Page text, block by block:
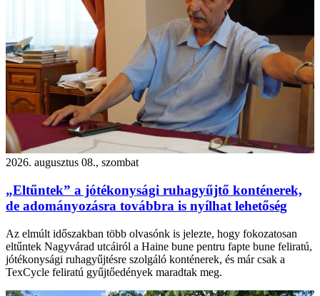
2026. augusztus 08., szombat
„Eltűntek” a jótékonysági ruhagyűjtő konténerek,
de adományozásra továbbra is nyílhat lehetőség
Az elmúlt időszakban több olvasónk is jelezte, hogy fokozatosan
eltűntek Nagyvárad utcáiról a Haine bune pentru fapte bune feliratú,
jótékonysági ruhagyűjtésre szolgáló konténerek, és már csak a
TexCycle feliratú gyűjtőedények maradtak meg.